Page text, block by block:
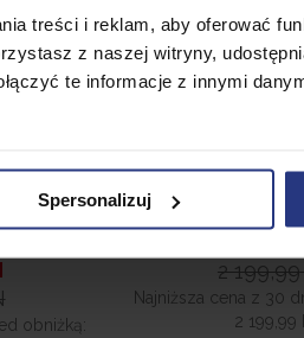
treści i reklam, aby oferować
z naszej witryny,
te informacje z innymi
Spersonalizuj
obniżką:
Promocja
2 199,99
Najniższa cena z 30
2 199,99